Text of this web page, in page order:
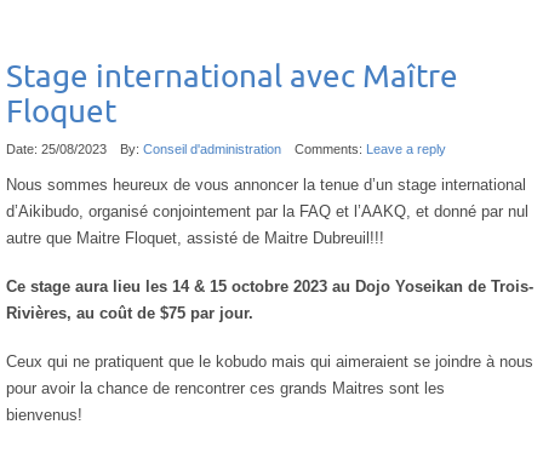
Stage international avec Maître
Floquet
Date: 25/08/2023 By: Conseil d'administration Comments: Leave a reply
Nous sommes heureux de vous annoncer la tenue d’un stage international
d’Aikibudo, organisé conjointement par la FAQ et l’AAKQ, et donné par nul
autre que Maitre Floquet, assisté de Maitre Dubreuil!!!
Ce stage aura lieu les 14 & 15 octobre 2023 au Dojo Yoseikan de Trois-
Rivières, au coût de $75 par jour.
Ceux qui ne pratiquent que le kobudo mais qui aimeraient se joindre à nous
pour avoir la chance de rencontrer ces grands Maitres sont les
bienvenus!